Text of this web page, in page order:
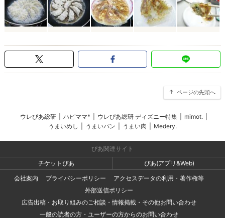
ページの先頭へ
ウレぴあ総研 ハピママ* ウレぴあ総研 ディズニー特集 mimot.
うまいめし
うまいパン うまい肉 Medery.
ぴあ関連サイト
チケットぴあ
ぴあ(アプリ&Web)
会社案内
プライバシーポリシー
アクセスデータの利用・著作権等
外部送信ポリシー
広告出稿・お取り組みのご相談・情報掲載・その他お問い合わせ
一般の読者の方・ユーザーの方からのお問い合わせ